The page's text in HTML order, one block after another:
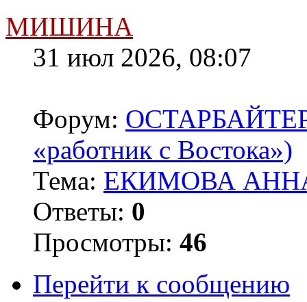
МИШИНА
31 июл 2026, 08:07
Форум:
«работник с Востока»)
Тема: ЕКИМОВА
Ответы: 0
Просмотры: 46
Перейти к сообщению